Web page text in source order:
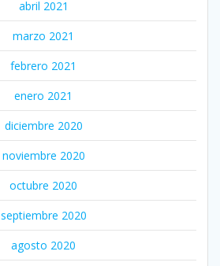
abril 2021
marzo 2021
febrero 2021
enero 2021
diciembre 2020
noviembre 2020
octubre 2020
septiembre 2020
agosto 2020